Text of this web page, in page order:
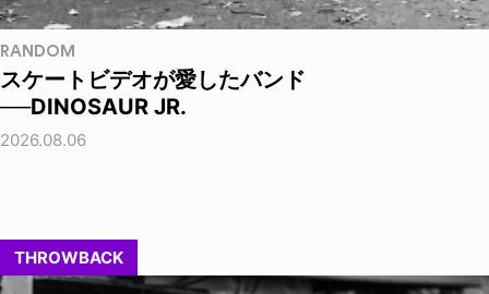
RANDOM
スケートビデオが愛したバンド
──DINOSAUR JR.
2026.08.06
THROWBACK